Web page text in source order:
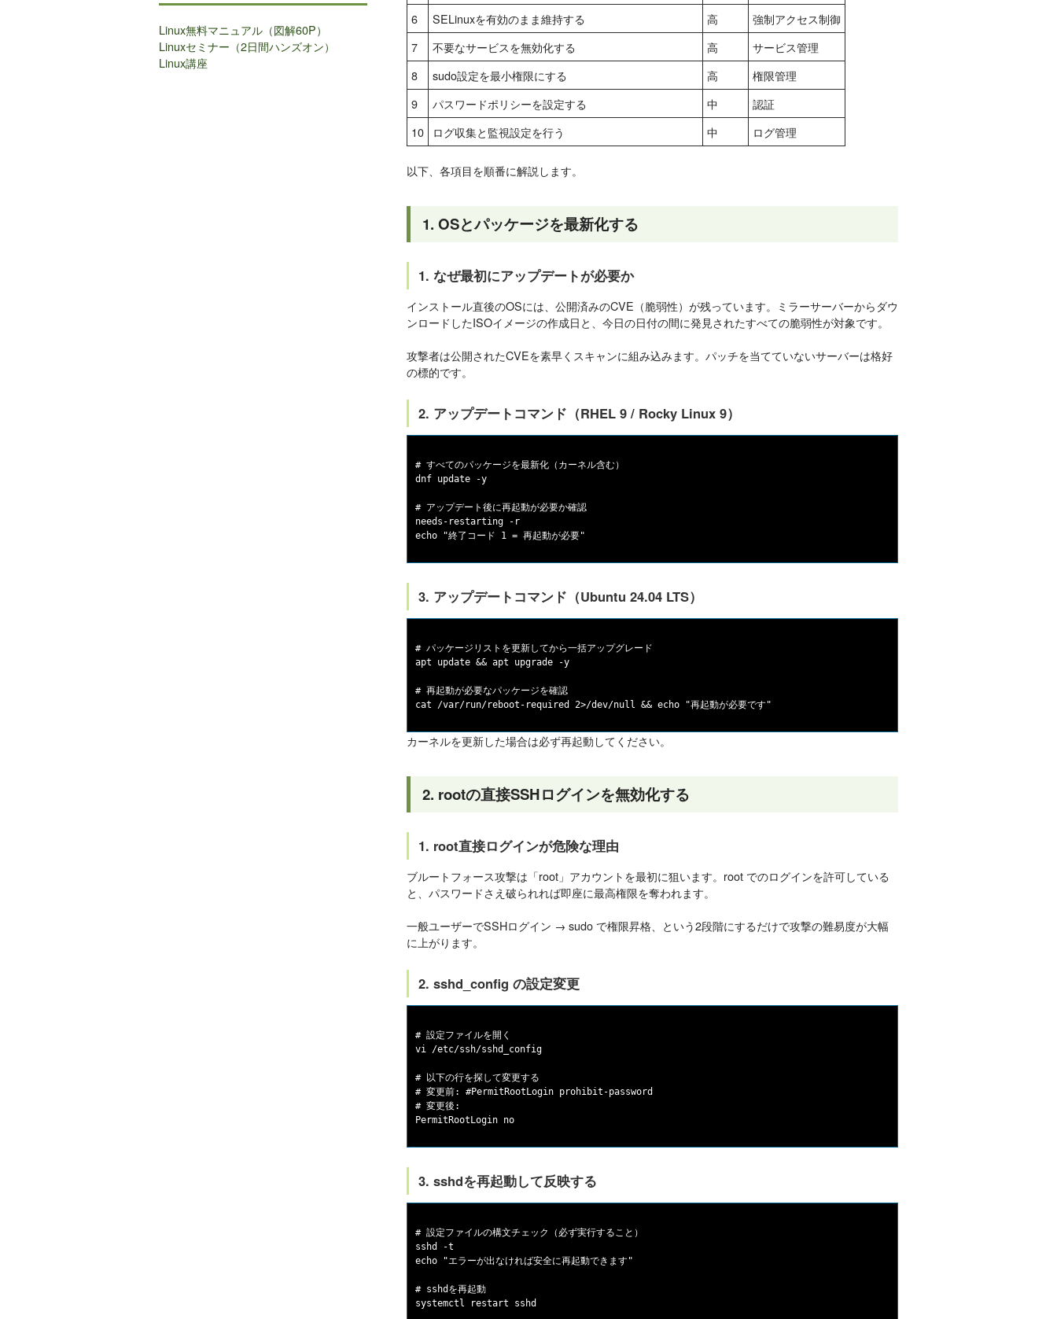
6
SELinuxを有効のまま維持する 高
強制アクセス制御
7
不要なサービスを無効化する 高
サービス管理
8
sudo設定を最小権限にする 高
権限管理
9
パスワードポリシーを設定する 中
認証
10
ログ収集と監視設定を行う 中 ログ管理
以下、各項目を順番に解説します。
1. OSとパッケージを最新化する
1. なぜ最初にアップデートが必要か
インストール直後のOSには、公開済みのCVE（脆弱性）が残っています。ミラーサーバーからダウ
ンロードしたISOイメージの作成日と、今日の日付の間に発見されたすべての脆弱性が対象です。
攻撃者は公開されたCVEを素早くスキャンに組み込みます。パッチを当てていないサーバーは格好
の標的です。
2. アップデートコマンド（RHEL 9 / Rocky Linux 9）
# すべてのパッケージを最新化（カーネル含む）
dnf update -y
# アップデート後に再起動が必要か確認
needs-restarting -r
3. アップデートコマンド（Ubuntu 24.04 LTS）
# パッケージリストを更新してから一括アップグレード
apt update && apt upgrade -y
# 再起動が必要なパッケージを確認
カーネルを更新した場合は必ず再起動してください。
2. rootの直接SSHログインを無効化する
1. root直接ログインが危険な理由
ブルートフォース攻撃は「root」アカウントを最初に狙います。root でのログインを許可している
と、パスワードさえ破られれば即座に最高権限を奪われます。
一般ユーザーでSSHログイン → sudo で権限昇格、という2段階にするだけで攻撃の難易度が大幅
に上がります。
2. sshd_config の設定変更
# 設定ファイルを開く
vi /etc/ssh/sshd_config
# 以下の行を探して変更する
# 変更前: #PermitRootLogin prohibit-password
# 変更後:
3. sshdを再起動して反映する
# 設定ファイルの構文チェック（必ず実行すること）
sshd -t
echo "エラーが出なければ安全に再起動できます"
# sshdを再起動
systemctl restart sshd
Linux無料マニュアル（図解60P）
Linuxセミナー（2日間ハンズオン）
Linux講座